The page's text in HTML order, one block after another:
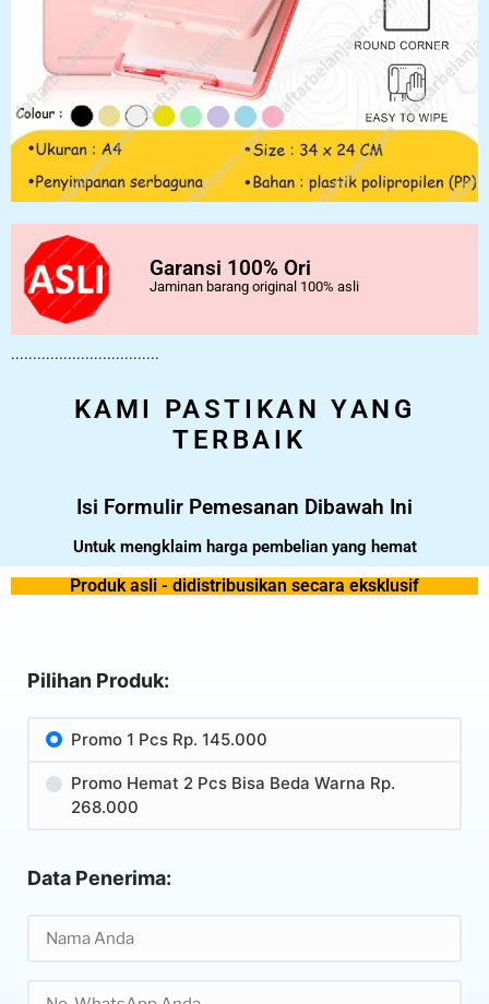
Garansi 100% Ori
Jaminan barang original 100% asli
..................................
KAMI PASTIKAN YANG
TERBAIK
Isi Formulir Pemesanan Dibawah Ini
Untuk mengklaim harga pembelian yang hemat
Produk asli - didistribusikan secara eksklusif
Pilihan Produk:
Promo 1 Pcs Rp. 145.000
Promo Hemat 2 Pcs Bisa Beda Warna Rp.
268.000
Data Penerima: